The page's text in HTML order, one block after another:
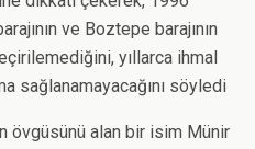
ve Boztepe barajının
yıllarca ihmal
sağlanamayacağını söyledi
övgüsünü alan bir isim Münir